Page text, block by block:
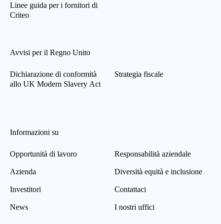
Linee guida per i fornitori di
Criteo
Avvisi per il Regno Unito
Dichiarazione di conformità
allo UK Modern Slavery Act
Strategia fiscale
Informazioni su
Opportunità di lavoro
Azienda
Investitori
News
Responsabilità aziendale
Diversità equità e inclusione
Contattaci
I nostri uffici